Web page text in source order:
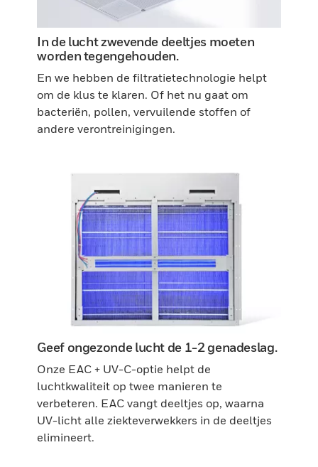
In de lucht zwevende deeltjes moeten
worden tegengehouden.
En we hebben de filtratietechnologie helpt
om de klus te klaren. Of het nu gaat om
bacteriën, pollen, vervuilende stoffen of
andere verontreinigingen.
Geef ongezonde lucht de 1-2 genadeslag.
Onze EAC + UV-C-optie helpt de
luchtkwaliteit op twee manieren te
verbeteren. EAC vangt deeltjes op, waarna
UV-licht alle ziekteverwekkers in de deeltjes
elimineert.